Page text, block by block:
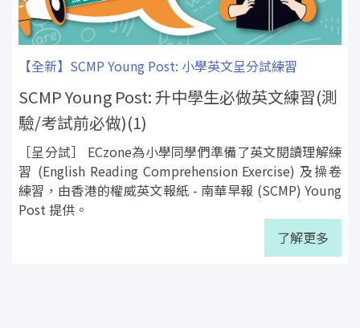
【全新】SCMP Young Post: 小學英文呈分試練習
SCMP Young Post: 升中學生必做英文練習(測
驗/考試前必做)(1)
［呈分試］ ECzone為小學同學們準備了英文閱讀理解練
習 (English Reading Comprehension Exercise) 及操卷
練習，由香港的權威英文報紙 - 南華早報 (SCMP) Young
Post 提供。
了解更多